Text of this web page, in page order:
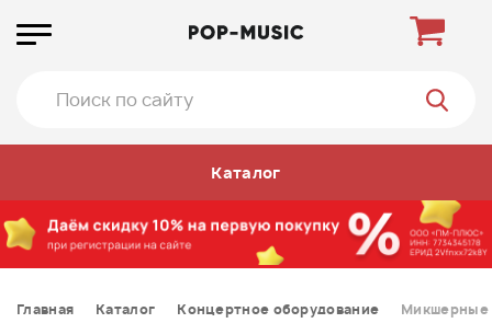
Каталог
Главная Каталог Концертное оборудование Микшерные